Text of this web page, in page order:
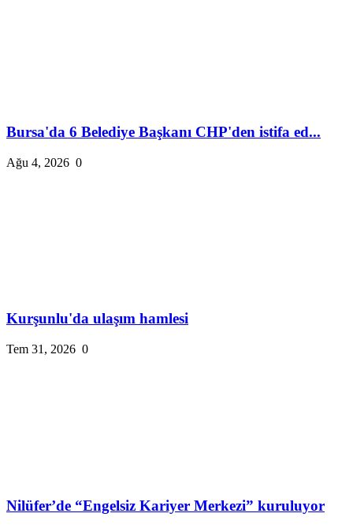
Bursa'da 6 Belediye Başkanı CHP'den istifa ed...
Ağu 4, 2026 0
Kurşunlu'da ulaşım hamlesi
Tem 31, 2026 0
Nilüfer’de “Engelsiz Kariyer Merkezi” kuruluyor